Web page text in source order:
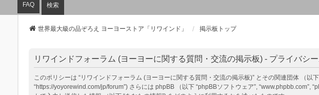
FAQ 検索
世界最大級の品ぞろえ ヨーヨーストア「リワインド」 掲示板トップ
リワインドフォーラム (ヨーヨーに関する質問・交流の掲示板) - プライバシ
このポリシーは “リワインドフォーラム (ヨーヨーに関する質問・交流の掲示板)” とその関連団体 （以
“https://yoyorewind.com/jp/forum”) さらには phpBB （以下 “phpBBソフトウェア”,